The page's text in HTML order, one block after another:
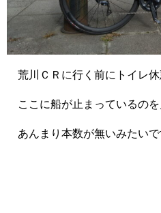
荒川ＣＲに行く前にトイレ休
ここに船が止まっているのを
あんまり本数が無いみたいで